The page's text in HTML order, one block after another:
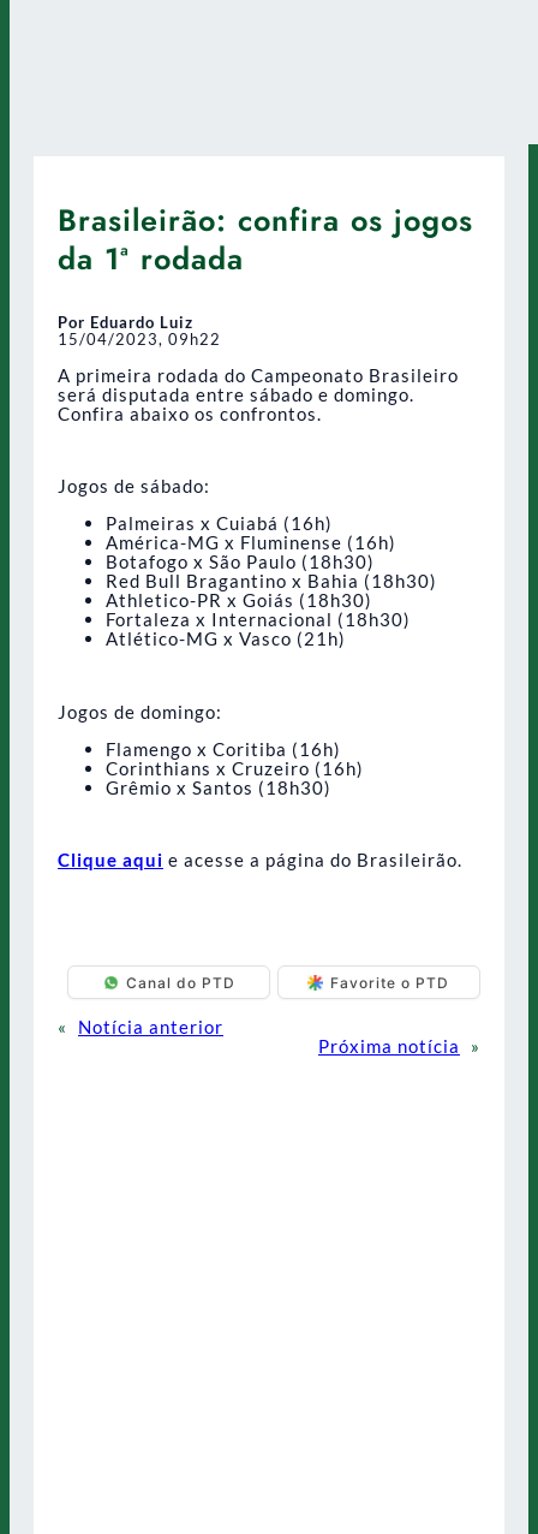
Brasileirão: confira os jogos
da 1ª rodada
Por Eduardo Luiz
15/04/2023, 09h22
A primeira rodada do Campeonato Brasileiro
será disputada entre sábado e domingo.
Confira abaixo os confrontos.
Jogos de sábado:
Palmeiras x Cuiabá (16h)
América-MG x Fluminense (16h)
Botafogo x São Paulo (18h30)
Red Bull Bragantino x Bahia (18h30)
Athletico-PR x Goiás (18h30)
Fortaleza x Internacional (18h30)
Atlético-MG x Vasco (21h)
Jogos de domingo:
Flamengo x Coritiba (16h)
Corinthians x Cruzeiro (16h)
Grêmio x Santos (18h30)
Clique aqui e acesse a página do Brasileirão.
Canal do PTD Favorite o PTD
«
Notícia anterior
Próxima notícia
»